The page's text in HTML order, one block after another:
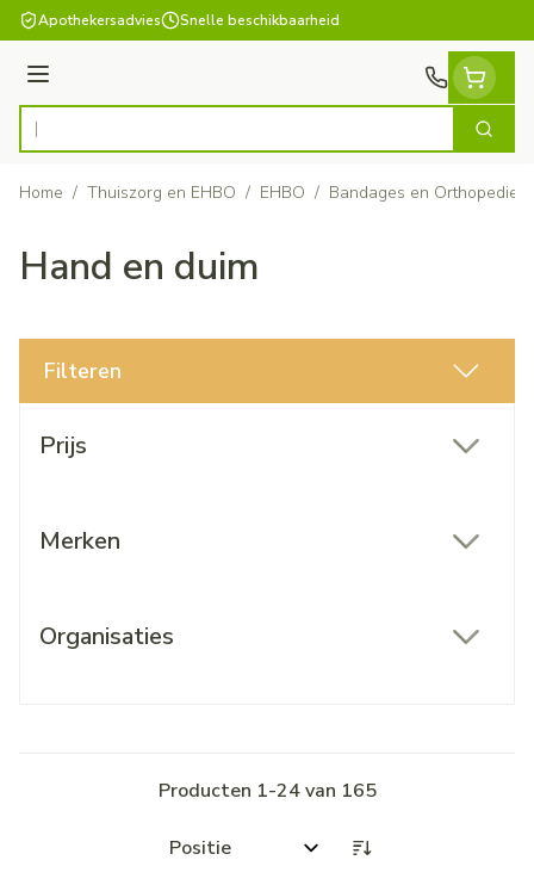
Ga naar de inhoud
Apothekersadvies Snelle beschikbaarheid
Menu
Product, merk, categorie... Zoek
Home / Thuiszorg en EHBO / EHBO / Bandages en Orthopedie
Hand en duim
Filteren
Prijs
Merken
Organisaties
Producten 1-24van 165
Sorteer op: